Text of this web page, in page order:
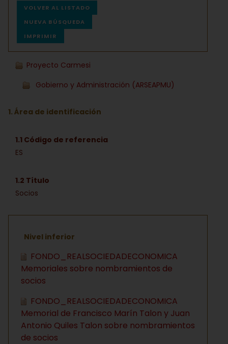
VOLVER AL LISTADO
NUEVA BÚSQUEDA
IMPRIMIR
Proyecto Carmesi
Gobierno y Administración (ARSEAPMU)
1. Área de identificación
1.1 Código de referencia
ES
1.2 Título
Socios
Nivel inferior
FONDO_REALSOCIEDADECONOMICA
Memoriales sobre nombramientos de
socios
FONDO_REALSOCIEDADECONOMICA
Memorial de Francisco Marín Talon y Juan
Antonio Quiles Talon sobre nombramientos
de socios